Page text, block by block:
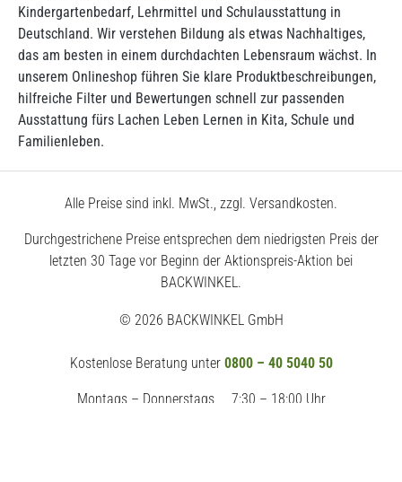
Kindergartenbedarf, Lehrmittel und Schulausstattung in
Deutschland. Wir verstehen Bildung als etwas Nachhaltiges,
das am besten in einem durchdachten Lebensraum wächst. In
unserem Onlineshop führen Sie klare Produktbeschreibungen,
hilfreiche Filter und Bewertungen schnell zur passenden
Ausstattung fürs Lachen Leben Lernen in Kita, Schule und
Familienleben.
Alle Preise sind inkl. MwSt., zzgl. Versandkosten.
Durchgestrichene Preise entsprechen dem niedrigsten Preis der
letzten 30 Tage vor Beginn der Aktionspreis-Aktion bei
BACKWINKEL.
© 2026 BACKWINKEL GmbH
Kostenlose Beratung unter 0800 – 40 5040 50
Montags – Donnerstags
7:30 – 18:00 Uhr